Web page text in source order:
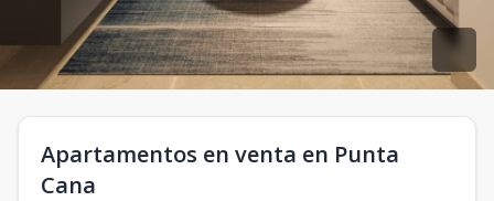
Apartamentos en venta en Punta
Cana